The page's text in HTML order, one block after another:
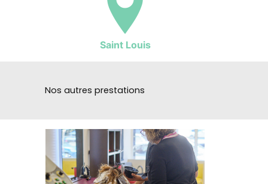
Saint Louis
Nos autres prestations